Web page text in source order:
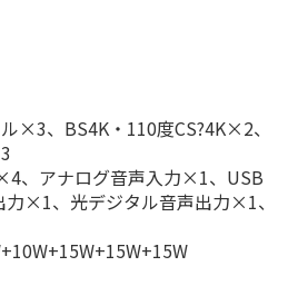
×3、BS4K・110度CS?4K×2、
、アナログ音声入力×1、USB
×1、光デジタル音声出力×1、